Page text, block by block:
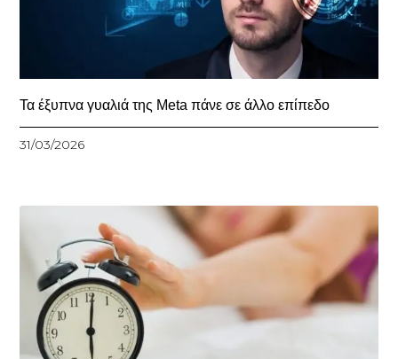
Τα έξυπνα γυαλιά της Meta πάνε σε άλλο επίπεδο
31/03/2026